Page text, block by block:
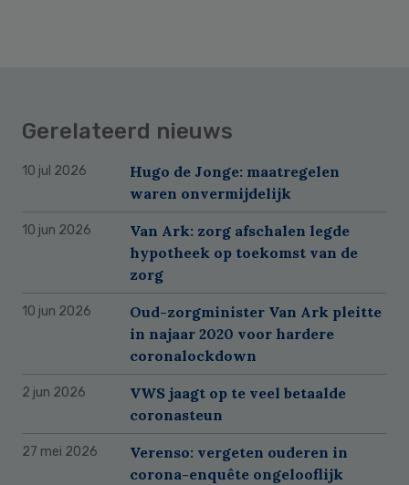
Gerelateerd nieuws
10 jul 2026
Hugo de Jonge: maatregelen
waren onvermijdelijk
10 jun 2026
Van Ark: zorg afschalen legde
hypotheek op toekomst van de
zorg
10 jun 2026
Oud-zorgminister Van Ark pleitte
in najaar 2020 voor hardere
coronalockdown
2 jun 2026
VWS jaagt op te veel betaalde
coronasteun
27 mei 2026
Verenso: vergeten ouderen in
corona-enquête ongelooflijk